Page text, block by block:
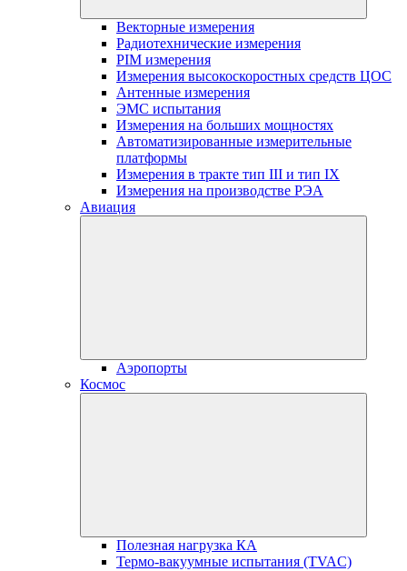
Векторные измерения
Радиотехнические измерения
PIM измерения
Измерения высокоскоростных средств ЦОС
Антенные измерения
ЭМС испытания
Измерения на больших мощностях
Автоматизированные измерительные
платформы
Измерения в тракте тип III и тип IX
Измерения на производстве РЭА
Авиация
Аэропорты
Космос
Полезная нагрузка КА
Термо-вакуумные испытания (TVAC)